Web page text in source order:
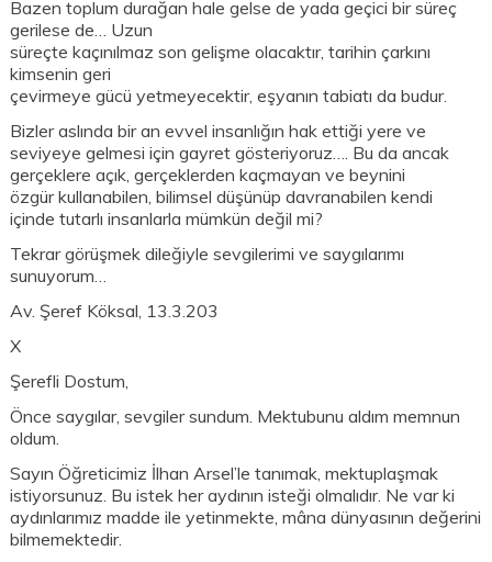
Bazen toplum durağan hale gelse de yada geçici bir süreç
gerilese de… Uzun
süreçte kaçınılmaz son gelişme olacaktır, tarihin çarkını
kimsenin geri
çevirmeye gücü yetmeyecektir, eşyanın tabiatı da budur.
Bizler aslında bir an evvel insanlığın hak ettiği yere ve
seviyeye gelmesi için gayret gösteriyoruz…. Bu da ancak
gerçeklere açık, gerçeklerden kaçmayan ve beynini
özgür kullanabilen, bilimsel düşünüp davranabilen kendi
içinde tutarlı insanlarla mümkün değil mi?
Tekrar görüşmek dileğiyle sevgilerimi ve saygılarımı
sunuyorum…
Av. Şeref Köksal, 13.3.203
X
Şerefli Dostum,
Önce saygılar, sevgiler sundum. Mektubunu aldım memnun
oldum.
Sayın Öğreticimiz İlhan Arsel’le tanımak, mektuplaşmak
istiyorsunuz. Bu istek her aydının isteği olmalıdır. Ne var ki
aydınlarımız madde ile yetinmekte, mâna dünyasının değerini
bilmemektedir.